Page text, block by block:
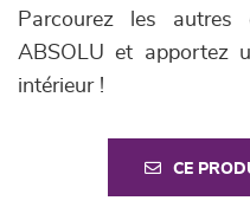
Parcourez les
ABSOLU et apportez
intérieur !
CE